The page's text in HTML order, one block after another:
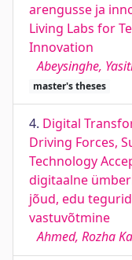
arengusse ja
Living Labs for
Innovation
Abeysinghe,
master's theses
4. Digital
Driving Forces,
Technology
digitaalne
jõud, edu
vastuvõtmine
Ahmed, Rozha